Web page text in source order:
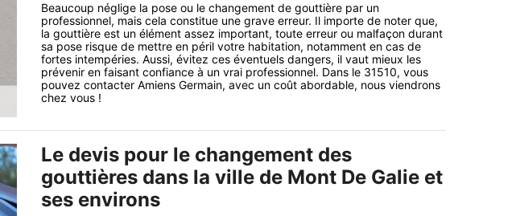
Beaucoup néglige la pose ou le changement de gouttière par un
professionnel, mais cela constitue une grave erreur. Il importe de noter que,
la gouttière est un élément assez important, toute erreur ou malfaçon durant
sa pose risque de mettre en péril votre habitation, notamment en cas de
fortes intempéries. Aussi, évitez ces éventuels dangers, il vaut mieux les
prévenir en faisant confiance à un vrai professionnel. Dans le 31510, vous
pouvez contacter Amiens Germain, avec un coût abordable, nous viendrons
chez vous !
Le devis pour le changement des
gouttières dans la ville de Mont De Galie et
ses environs